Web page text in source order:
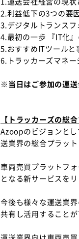
1.運送会社経営の現状
2.利益低下の3つの要
3.デジタルトランス
4.最初の一歩 『IT化
5.おすすめITツールと
6.トラッカーズマネー
※当日はご参加の運送
【トラッカーズの総
Azoopのビジョンと
送業界の総合プラッ
車両売買プラットフ
となる新サービスをリ
今後も様々な運送業
共有し活用すること